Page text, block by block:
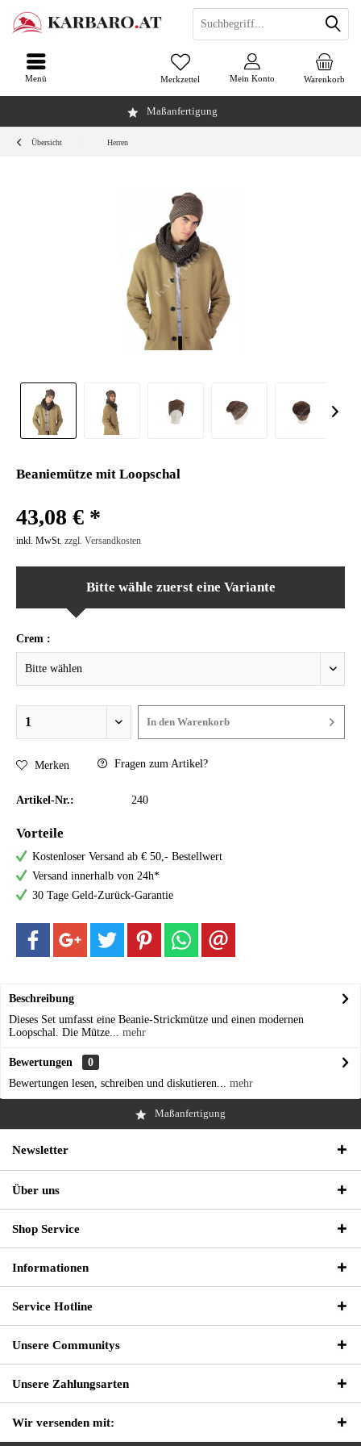
Maßanfertigung
Warenkorb
Merkzettel Mein Konto
Menü
Übersicht Herren
Beaniemütze mit Loopschal
43,08 € *
inkl. MwSt. zzgl. Versandkosten
Bitte wähle zuerst eine Variante
Crem :
In den Warenkorb
Merken Fragen zum Artikel?
Artikel-Nr.: 240
Vorteile
Kostenloser Versand ab € 50,- Bestellwert
Versand innerhalb von 24h*
30 Tage Geld-Zurück-Garantie
Beschreibung
Dieses Set umfasst eine Beanie-Strickmütze und einen modernen
Loopschal. Die Mütze... mehr
Bewertungen
0
Bewertungen lesen, schreiben und diskutieren... mehr
Maßanfertigung
Newsletter
Über uns
Shop Service
Informationen
Service Hotline
Unsere Communitys
Unsere Zahlungsarten
Wir versenden mit: